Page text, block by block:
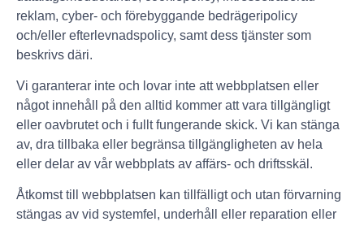
reklam, cyber- och förebyggande bedrägeripolicy
och/eller efterlevnadspolicy, samt dess tjänster som
beskrivs däri.
Vi garanterar inte och lovar inte att webbplatsen eller
något innehåll på den alltid kommer att vara tillgängligt
eller oavbrutet och i fullt fungerande skick. Vi kan stänga
av, dra tillbaka eller begränsa tillgängligheten av hela
eller delar av vår webbplats av affärs- och driftsskäl.
Åtkomst till webbplatsen kan tillfälligt och utan förvarning
stängas av vid systemfel, underhåll eller reparation eller